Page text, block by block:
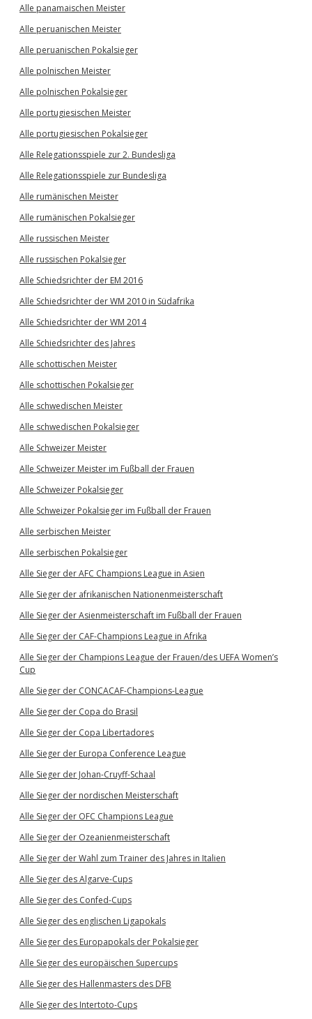
Alle panamaischen Meister
Alle peruanischen Meister
Alle peruanischen Pokalsieger
Alle polnischen Meister
Alle polnischen Pokalsieger
Alle portugiesischen Meister
Alle portugiesischen Pokalsieger
Alle Relegationsspiele zur 2. Bundesliga
Alle Relegationsspiele zur Bundesliga
Alle rumänischen Meister
Alle rumänischen Pokalsieger
Alle russischen Meister
Alle russischen Pokalsieger
Alle Schiedsrichter der EM 2016
Alle Schiedsrichter der WM 2010 in Südafrika
Alle Schiedsrichter der WM 2014
Alle Schiedsrichter des Jahres
Alle schottischen Meister
Alle schottischen Pokalsieger
Alle schwedischen Meister
Alle schwedischen Pokalsieger
Alle Schweizer Meister
Alle Schweizer Meister im Fußball der Frauen
Alle Schweizer Pokalsieger
Alle Schweizer Pokalsieger im Fußball der Frauen
Alle serbischen Meister
Alle serbischen Pokalsieger
Alle Sieger der AFC Champions League in Asien
Alle Sieger der afrikanischen Nationenmeisterschaft
Alle Sieger der Asienmeisterschaft im Fußball der Frauen
Alle Sieger der CAF-Champions League in Afrika
Alle Sieger der Champions League der Frauen/des UEFA Women’s
Cup
Alle Sieger der CONCACAF-Champions-League
Alle Sieger der Copa do Brasil
Alle Sieger der Copa Libertadores
Alle Sieger der Europa Conference League
Alle Sieger der Johan-Cruyff-Schaal
Alle Sieger der nordischen Meisterschaft
Alle Sieger der OFC Champions League
Alle Sieger der Ozeanienmeisterschaft
Alle Sieger der Wahl zum Trainer des Jahres in Italien
Alle Sieger des Algarve-Cups
Alle Sieger des Confed-Cups
Alle Sieger des englischen Ligapokals
Alle Sieger des Europapokals der Pokalsieger
Alle Sieger des europäischen Supercups
Alle Sieger des Hallenmasters des DFB
Alle Sieger des Intertoto-Cups